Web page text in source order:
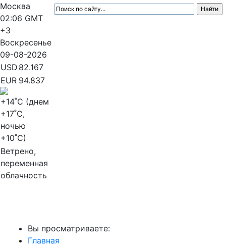
Москва
02:06 GMT
+3
Воскресенье
09-08-2026
USD 82.167
EUR 94.837
+14˚C (днем
+17˚C,
ночью
+10˚C)
Ветрено,
переменная
облачность
Вы просматриваете:
Главная